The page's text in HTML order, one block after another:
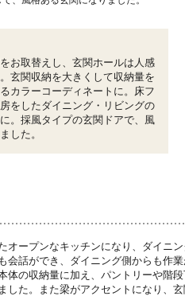
お取替えし、玄関ホールは人感
玄関収納を大きくして収納量を
カラーコーディネートに。床フ
をしたダイニング・リビングの
。採風タイプの玄関ドアで、風
した。
オープンなキッチンになり、ダイニ
会話ができ、ダイニング側からも作
体の収納量に加え、パントリーや階
した。また梁がアクセントになり、